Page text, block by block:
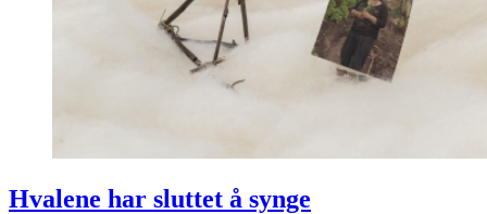
Hvalene har sluttet å synge